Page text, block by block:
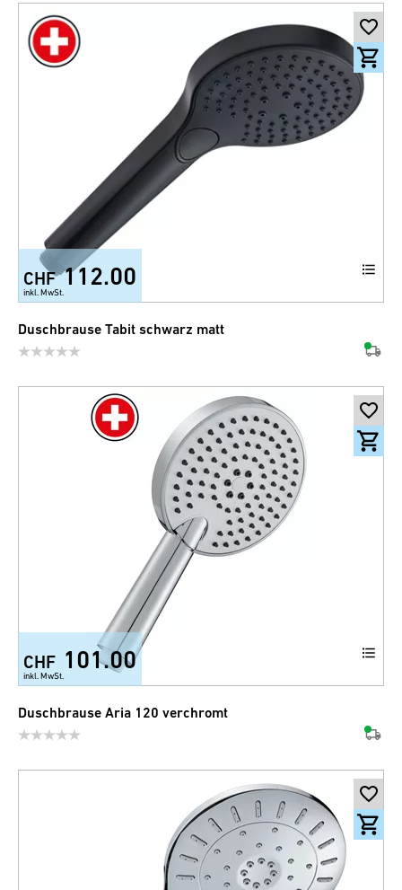
CHF 112.00
inkl. MwSt.
Duschbrause Tabit schwarz matt
CHF 101.00
inkl. MwSt.
Duschbrause Aria 120 verchromt